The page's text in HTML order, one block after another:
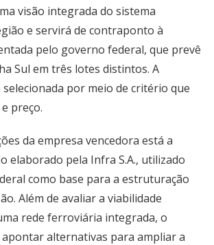
visão integrada do sistema
e servirá de contraponto à
pelo governo federal, que prevê
Sul em três lotes distintos. A
por meio de critério que
preço.
da empresa vencedora está a
elaborado pela Infra S.A., utilizado
como base para a estruturação
Além de avaliar a viabilidade
rede ferroviária integrada, o
alternativas para ampliar a